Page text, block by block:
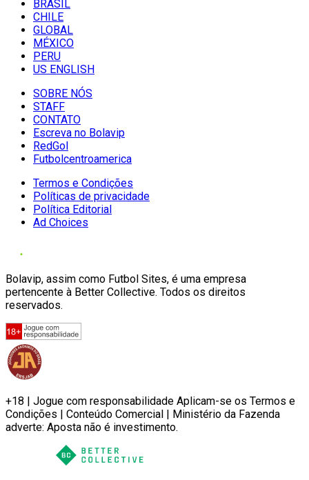
BRASIL
CHILE
GLOBAL
MÉXICO
PERU
US ENGLISH
SOBRE NÓS
STAFF
CONTATO
Escreva no Bolavip
RedGol
Futbolcentroamerica
Termos e Condições
Políticas de privacidade
Política Editorial
Ad Choices
Bolavip, assim como Futbol Sites, é uma empresa
pertencente à Better Collective. Todos os direitos
reservados.
+18 | Jogue com responsabilidade Aplicam-se os Termos e
Condições | Conteúdo Comercial | Ministério da Fazenda
adverte: Aposta não é investimento.